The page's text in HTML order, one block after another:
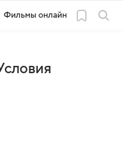
Фильмы онлайн